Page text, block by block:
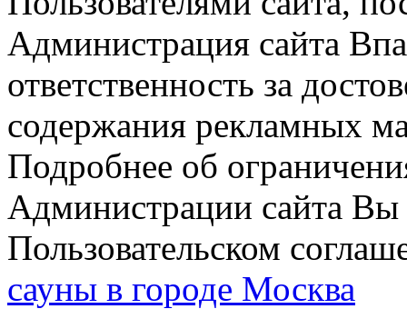
Администрация сайта
ответственность за
содержания рекламных
Подробнее об
Администрации сайта Вы
Пользовательском
сауны в городе Москва